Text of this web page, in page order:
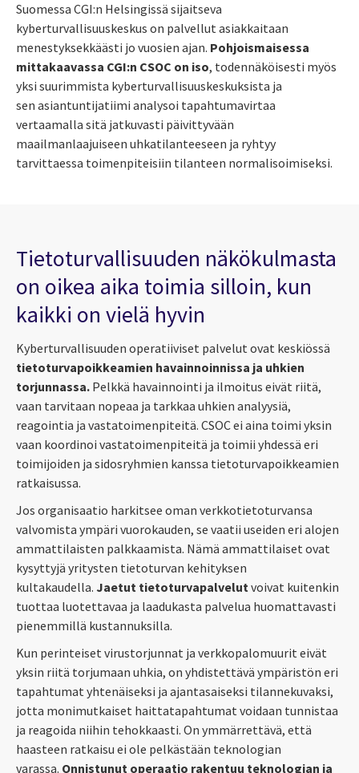
Suomessa CGI:n Helsingissä sijaitseva
kyberturvallisuuskeskus on palvellut asiakkaitaan
menestyksekkäästi jo vuosien ajan. Pohjoismaisessa
mittakaavassa CGI:n CSOC on iso, todennäköisesti myös
yksi suurimmista kyberturvallisuuskeskuksista ja
sen asiantuntijatiimi analysoi tapahtumavirtaa
vertaamalla sitä jatkuvasti päivittyvään
maailmanlaajuiseen uhkatilanteeseen ja ryhtyy
tarvittaessa toimenpiteisiin tilanteen normalisoimiseksi.
Tietoturvallisuuden näkökulmasta
on oikea aika toimia silloin, kun
kaikki on vielä hyvin
Kyberturvallisuuden operatiiviset palvelut ovat keskiössä
tietoturvapoikkeamien havainnoinnissa ja uhkien
torjunnassa. Pelkkä havainnointi ja ilmoitus eivät riitä,
vaan tarvitaan nopeaa ja tarkkaa uhkien analyysiä,
reagointia ja vastatoimenpiteitä. CSOC ei aina toimi yksin
vaan koordinoi vastatoimenpiteitä ja toimii yhdessä eri
toimijoiden ja sidosryhmien kanssa tietoturvapoikkeamien
ratkaisussa.
Jos organisaatio harkitsee oman verkkotietoturvansa
valvomista ympäri vuorokauden, se vaatii useiden eri alojen
ammattilaisten palkkaamista. Nämä ammattilaiset ovat
kysyttyjä yritysten tietoturvan kehityksen
kultakaudella. Jaetut tietoturvapalvelut voivat kuitenkin
tuottaa luotettavaa ja laadukasta palvelua huomattavasti
pienemmillä kustannuksilla.
Kun perinteiset virustorjunnat ja verkkopalomuurit eivät
yksin riitä torjumaan uhkia, on yhdistettävä ympäristön eri
tapahtumat yhtenäiseksi ja ajantasaiseksi tilannekuvaksi,
jotta monimutkaiset haittatapahtumat voidaan tunnistaa
ja reagoida niihin tehokkaasti. On ymmärrettävä, että
haasteen ratkaisu ei ole pelkästään teknologian
varassa. Onnistunut operaatio rakentuu teknologian ja